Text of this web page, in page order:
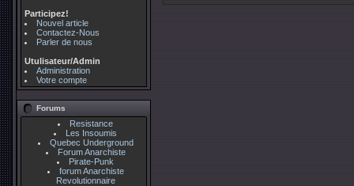
Participez!
Nouvel article
Contactez-Nous
Parler de nous
Utulisateur/Admin
Administration
Votre compte
Forums
Resistance
Les Insoumis
Quebec Underground
Forum Anarchiste
Pirate-Punk
forum Anarchiste
Revolutionnaire